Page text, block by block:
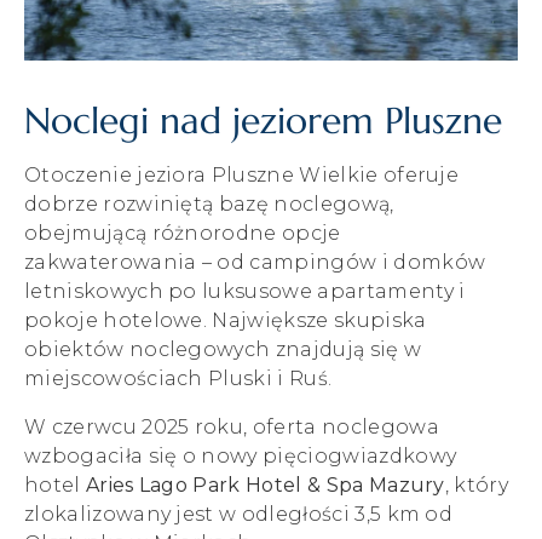
Noclegi nad jeziorem Pluszne
Otoczenie jeziora Pluszne Wielkie oferuje
dobrze rozwiniętą bazę noclegową,
obejmującą różnorodne opcje
zakwaterowania – od campingów i domków
letniskowych po luksusowe apartamenty i
pokoje hotelowe. Największe skupiska
obiektów noclegowych znajdują się w
miejscowościach Pluski i Ruś.
W czerwcu 2025 roku, oferta noclegowa
wzbogaciła się o nowy pięciogwiazdkowy
hotel Aries Lago Park Hotel & Spa Mazury, który
zlokalizowany jest w odległości 3,5 km od